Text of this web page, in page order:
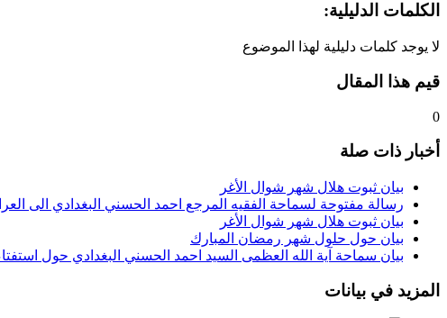
الكلمات الدليلية:
لا يوجد كلمات دليلية لهذا الموضوع
قيم هذا المقال
0
أخبار ذات صلة
بيان ثبوت هلال شهر شوال الأغر
رسالة مفتوحة لسماحة الفقيه المرجع احمد الحسني البغدادي الى
بيان ثبوت هلال شهر شوال الأغر
بيان حول حلول شهر رمضان المبارك
بيان سماحة آية الله العظمى السيد احمد الحسني البغدادي حول
المزيد في بيانات